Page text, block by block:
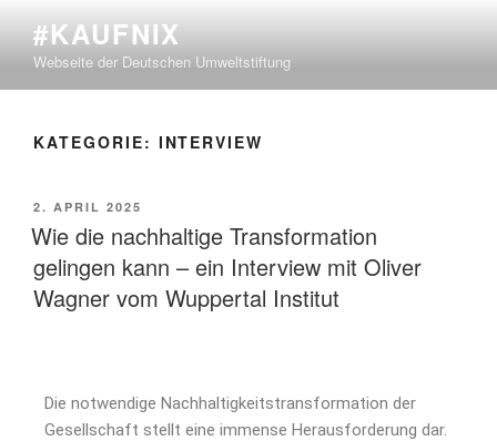
#KAUFNIX
Webseite der Deutschen Umweltstiftung
KATEGORIE: INTERVIEW
2. APRIL 2025
Wie die nachhaltige Transformation
gelingen kann – ein Interview mit Oliver
Wagner vom Wuppertal Institut
Die notwendige Nachhaltigkeitstransformation der
Gesellschaft stellt eine immense Herausforderung dar.